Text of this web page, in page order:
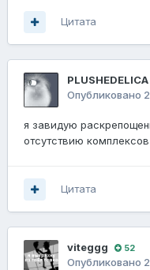
Цитата
PLUSHEDELICA
Опубликовано
я завидую
отсутствию
Цитата
viteggg 52
Опубликовано